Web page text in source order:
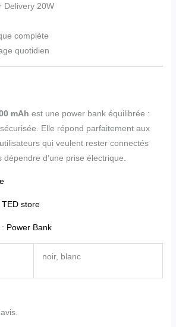
Delivery 20W
complète
quotidien
mAh est une power bank équilibrée :
Elle répond parfaitement aux
qui veulent rester connectés
d’une prise électrique.
TED store
Power Bank
noir, blanc